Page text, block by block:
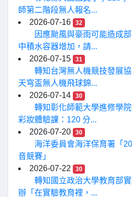
師第二階段無人報名...
2026-07-16
32
因應颱風與豪雨可能造成
中積水容器增加，請...
2026-07-15
31
轉知台灣無人機競技發展
天穹盃無人機飛球錦...
2026-07-14
30
轉知彰化師範大學進修學
彩妝體驗課：120 分...
2026-07-20
30
海洋委員會海洋保育署「
音競賽」
2026-07-22
30
轉知國立政治大學教育部
辦「在實驗教育裡，...